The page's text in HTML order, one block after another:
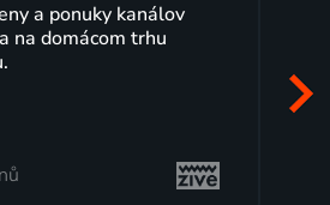
a ponuky kanálov
na domácom trhu